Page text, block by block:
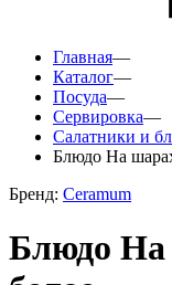
Главная—
Каталог—
Посуда—
Сервировка—
Салатники и
Блюдо На
Бренд: Ceramum
Блюдо На